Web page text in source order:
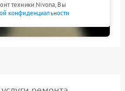
техники Nivona, Вы
конфиденциальности